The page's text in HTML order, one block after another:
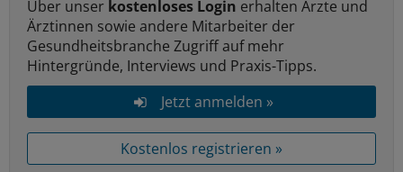
Über unser kostenloses Login erhalten Ärzte und
Ärztinnen sowie andere Mitarbeiter der
Gesundheitsbranche Zugriff auf mehr
Hintergründe, Interviews und Praxis-Tipps.
Jetzt anmelden »
Kostenlos registrieren »